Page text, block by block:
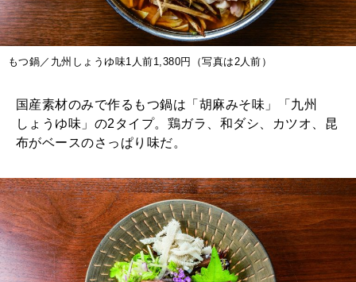
もつ鍋／九州しょうゆ味1人前1,380円（写真は2人前）
国産素材のみで作るもつ鍋は「胡麻みそ味」「九州
しょうゆ味」の2タイプ。鶏ガラ、和ダシ、カツオ、昆
布がベースのさっぱり味だ。